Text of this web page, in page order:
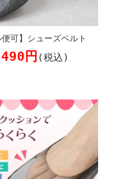
可】シューズベルト
円 (税込)